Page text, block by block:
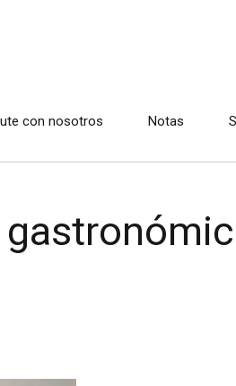
con nosotros Notas